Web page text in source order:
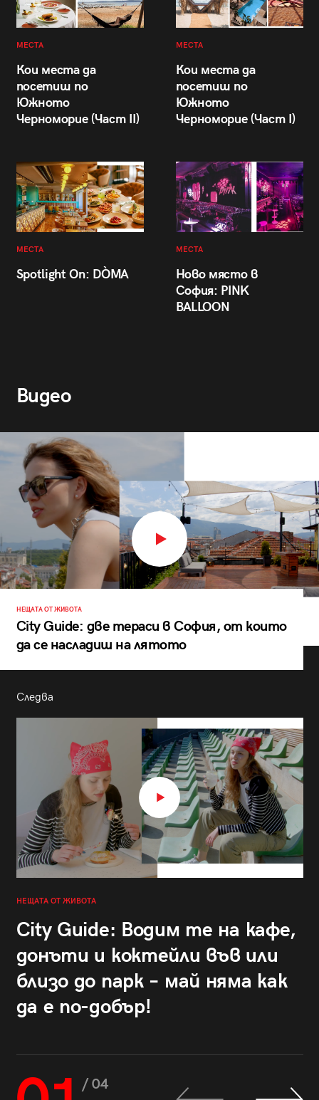
МЕСТА
Кои места да
посетиш по
Южното
Черноморие (Част II)
МЕСТА
Кои места да
посетиш по
Южното
Черноморие (Част I)
МЕСТА
Spotlight On: DÒMA
МЕСТА
Ново място в
София: PINK
BALLOON
Видео
НЕЩАТА ОТ ЖИВОТА
City Guide: две тераси в София, от които
да се насладиш на лятото
Следва
НЕЩАТА ОТ ЖИВОТА
City Guide: Водим те на кафе,
донъти и коктейли във или
близо до парк – май няма как
да е по-добър!
/ 04